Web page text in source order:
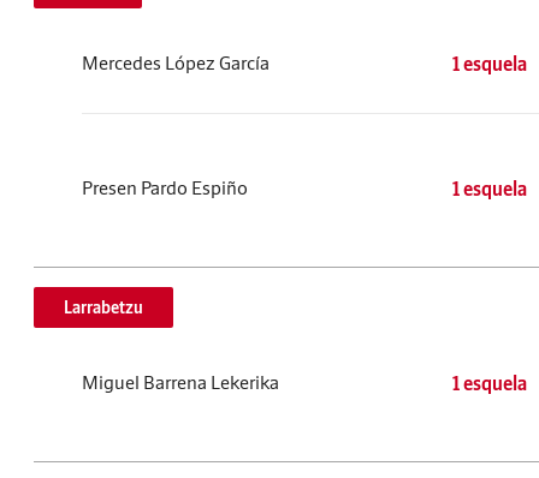
Mercedes López García 1 esquela
Presen Pardo Espiño 1 esquela
Larrabetzu
Miguel Barrena Lekerika 1 esquela